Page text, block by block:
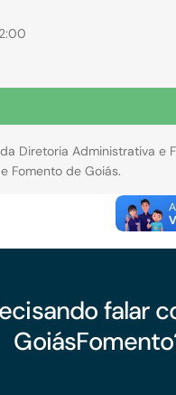
Diretoria Administrativa e
Fomento de Goiás.
falar